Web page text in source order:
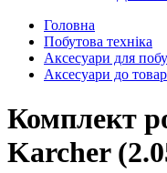
Головна
Побутова техніка
Аксесуари для
Аксесуари до
Комплект
Karcher